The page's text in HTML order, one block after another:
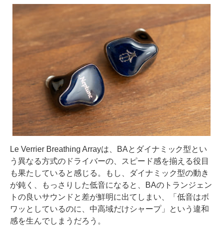
Le Verrier Breathing Arrayは、BAとダイナミック型とい
う異なる方式のドライバーの、スピード感を揃える役目
も果たしていると感じる。もし、ダイナミック型の動き
が鈍く、もっさりした低音になると、BAのトランジェン
トの良いサウンドと差が鮮明に出てしまい、「低音はボ
ワッとしているのに、中高域だけシャープ」という違和
感を生んでしまうだろう。